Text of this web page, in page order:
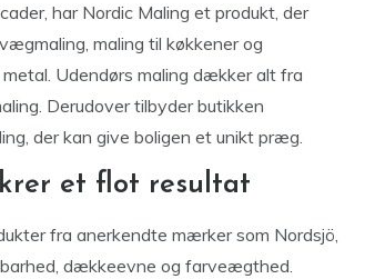
har Nordic Maling et produkt, der
maling til køkkener og
Udendørs maling dækker alt fra
Derudover tilbyder butikken
der kan give boligen et unikt præg.
et flot resultat
fra anerkendte mærker som Nordsjö,
dækkeevne og farveægthed.